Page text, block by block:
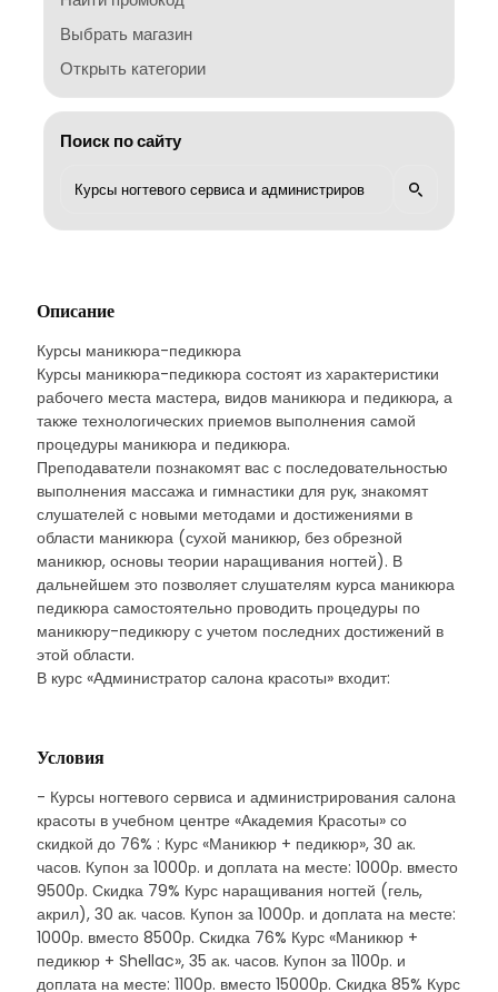
Выбрать магазин
Открыть категории
Поиск по сайту
Описание
Курсы маникюра-педикюра
Курсы маникюра-педикюра состоят из характеристики
рабочего места мастера, видов маникюра и педикюра, а
также технологических приемов выполнения самой
процедуры маникюра и педикюра.
Преподаватели познакомят вас с последовательностью
выполнения массажа и гимнастики для рук, знакомят
слушателей с новыми методами и достижениями в
области маникюра (сухой маникюр, без обрезной
маникюр, основы теории наращивания ногтей). В
дальнейшем это позволяет слушателям курса маникюра
педикюра самостоятельно проводить процедуры по
маникюру-педикюру с учетом последних достижений в
этой области.
В курс «Администратор салона красоты» входит:
Условия
- Курсы ногтевого сервиса и администрирования салона
красоты в учебном центре «Академия Красоты» со
скидкой до 76% : Курс «Маникюр + педикюр», 30 ак.
часов. Купон за 1000р. и доплата на месте: 1000р. вместо
9500р. Скидка 79% Курс наращивания ногтей (гель,
акрил), 30 ак. часов. Купон за 1000р. и доплата на месте:
1000р. вместо 8500р. Скидка 76% Курс «Маникюр +
педикюр + Shellac», 35 ак. часов. Купон за 1100р. и
доплата на месте: 1100р. вместо 15000р. Скидка 85% Курс